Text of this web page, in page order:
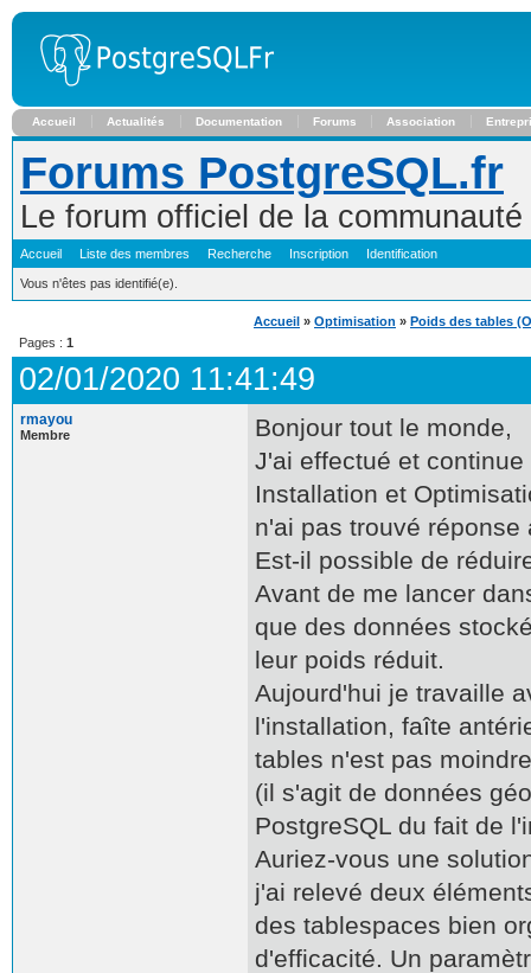
Accueil Actualités Documentation Forums Association
Forums PostgreSQL.fr
Le forum officiel de la
Accueil Liste des membres Recherche Inscription Identification
Vous n'êtes pas identifié(e).
Accueil » Optimisation » Poids des tables
Pages : 1
02/01/2020 11:41:49
rmayou
Membre
Bonjour tout le monde,
J'ai effectué et
Installation et
n'ai pas trouvé
Est-il possible de
Avant de me lancer
que des données
leur poids réduit.
Aujourd'hui je travaille
l'installation, faîte
tables n'est pas
(il s'agit de données
PostgreSQL du fait de
Auriez-vous une
j'ai relevé deux
des tablespaces bien
d'efficacité. Un